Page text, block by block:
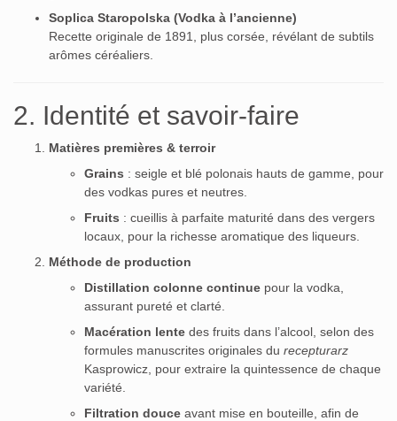
Soplica Staropolska (Vodka à l’ancienne)
Recette originale de 1891, plus corsée, révélant de subtils
arômes céréaliers.
2. Identité et savoir-faire
Matières premières & terroir
Grains : seigle et blé polonais hauts de gamme, pour
des vodkas pures et neutres.
Fruits : cueillis à parfaite maturité dans des vergers
locaux, pour la richesse aromatique des liqueurs.
Méthode de production
Distillation colonne continue pour la vodka,
assurant pureté et clarté.
Macération lente des fruits dans l’alcool, selon des
formules manuscrites originales du recepturarz
Kasprowicz, pour extraire la quintessence de chaque
variété.
Filtration douce avant mise en bouteille, afin de